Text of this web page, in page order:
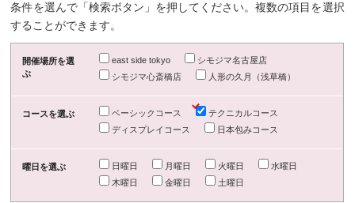
条件を選んで「検索ボタン」を押してください。複数の項目を選択
することができます。
開催場所を選
ぶ
east side tokyo
シモジマ名古屋店
シモジマ心斎橋店
人形の久月（浅草橋）
コースを選ぶ ベーシックコース
テクニカルコース
ディスプレイコース
日本包みコース
曜日を選ぶ 日曜日 月曜日 火曜日
水曜日
木曜日
金曜日 土曜日